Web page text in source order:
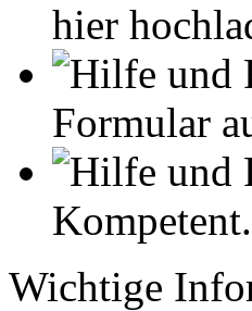
hier
Formular
Wichtige